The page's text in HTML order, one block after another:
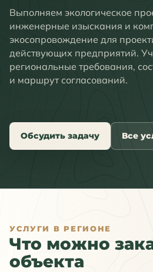
Выполняем экологическое
инженерные изыскания и
экосопровождение для
действующих предприятий.
региональные требования,
и маршрут согласований.
Обсудить задачу Все
УСЛУГИ В РЕГИОНЕ
Что можно
объекта